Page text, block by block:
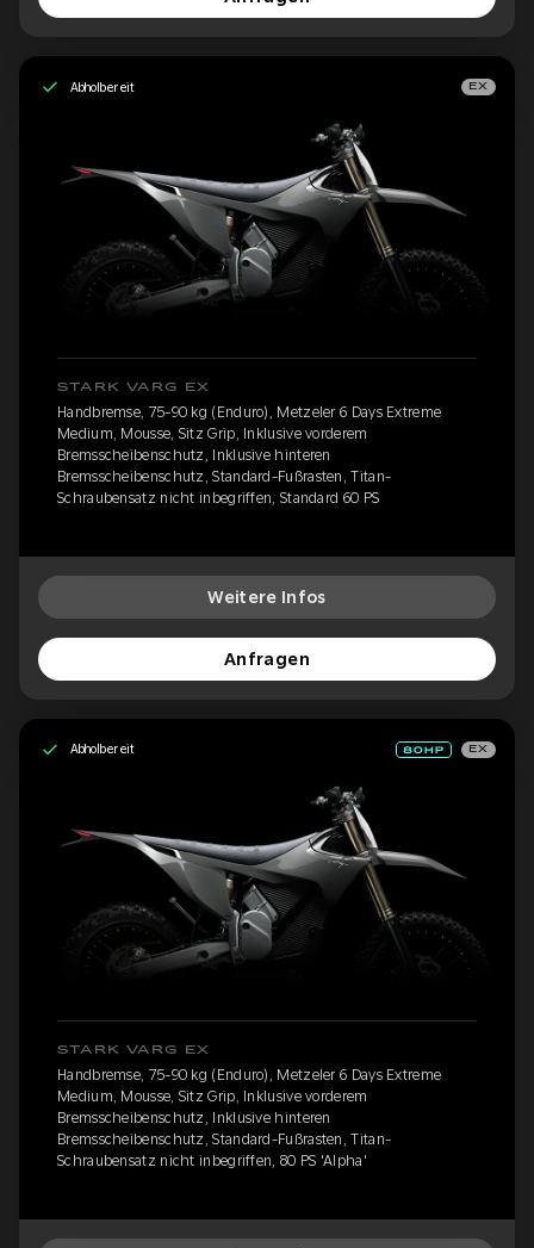
Abholbereit EX
STARK VARG EX
Handbremse, 75-90 kg (Enduro), Metzeler 6 Days Extreme
Medium, Mousse, Sitz Grip, Inklusive vorderem
Bremsscheibenschutz, Inklusive hinteren
Bremsscheibenschutz, Standard-Fußrasten, Titan-
Schraubensatz nicht inbegriffen, Standard 60 PS
Weitere Infos
Anfragen
Abholbereit EX
STARK VARG EX
Handbremse, 75-90 kg (Enduro), Metzeler 6 Days Extreme
Medium, Mousse, Sitz Grip, Inklusive vorderem
Bremsscheibenschutz, Inklusive hinteren
Bremsscheibenschutz, Standard-Fußrasten, Titan-
Schraubensatz nicht inbegriffen, 80 PS 'Alpha'